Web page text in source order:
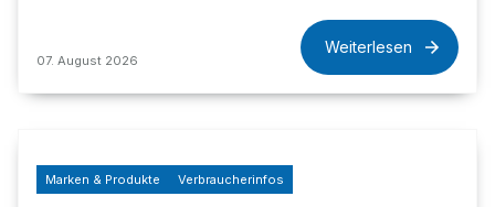
07. August 2026
Weiterlesen
Marken & Produkte Verbraucherinfos